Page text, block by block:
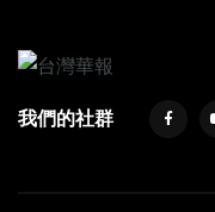
我們的社群